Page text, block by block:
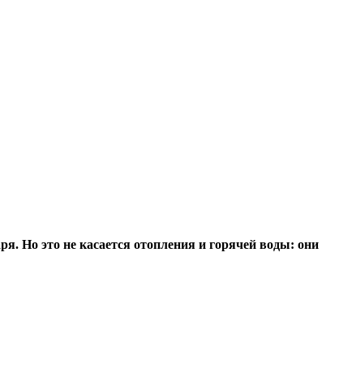
Но это не касается отопления и горячей воды: они